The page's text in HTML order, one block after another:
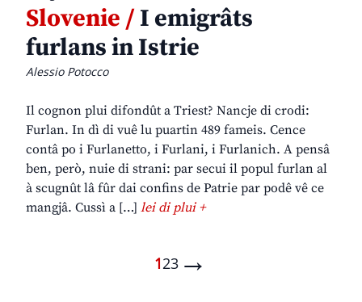
Slovenie /I emigrâts
furlans in Istrie
Alessio Potocco
Il cognon plui difondût a Triest? Nancje di crodi:
Furlan. In dì di vuê lu puartin 489 fameis. Cence
contâ po i Furlanetto, i Furlani, i Furlanich. A pensâ
ben, però, nuie di strani: par secui il popul furlan al
à scugnût lâ fûr dai confins de Patrie par podê vê ce
mangjâ. Cussì a […] lei di plui +
123 →